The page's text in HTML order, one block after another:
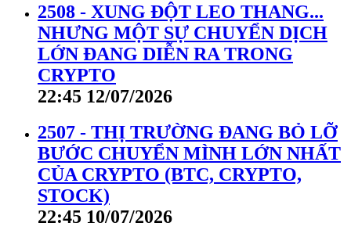
2508 - XUNG ĐỘT LEO THANG...
NHƯNG MỘT SỰ CHUYỂN DỊCH
LỚN ĐANG DIỄN RA TRONG
CRYPTO
22:45 12/07/2026
2507 - THỊ TRƯỜNG ĐANG BỎ LỠ
BƯỚC CHUYỂN MÌNH LỚN NHẤT
CỦA CRYPTO (BTC, CRYPTO,
STOCK)
22:45 10/07/2026